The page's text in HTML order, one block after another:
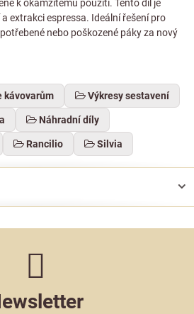
k okamžitému použití. Tento díl je
extrakci espressa. Ideální řešení pro
nebo poškozené páky za nový
kávovarům Výkresy sestavení
Náhradní díly
Rancilio Silvia